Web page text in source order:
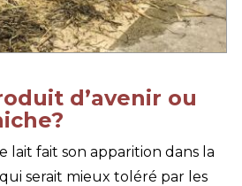
d’avenir ou
lait fait son apparition dans la
serait mieux toléré par les